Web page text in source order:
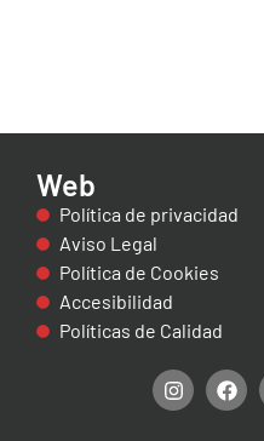
Web
Política de privacidad
Aviso Legal
Política de Cookies
Accesibilidad
Políticas de Calidad